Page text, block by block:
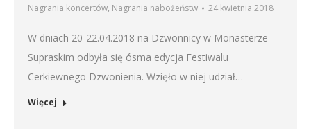
Nagrania koncertów, Nagrania nabożeństw 24 kwietnia 2018
W dniach 20-22.04.2018 na Dzwonnicy w Monasterze
Supraskim odbyła się ósma edycja Festiwalu
Cerkiewnego Dzwonienia. Wzięło w niej udział…
Więcej